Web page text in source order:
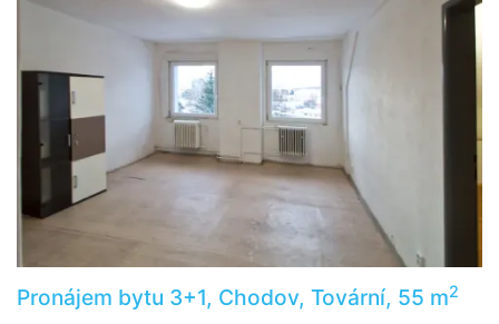
Pronájem bytu 3+1, Chodov, Tovární, 55 m2